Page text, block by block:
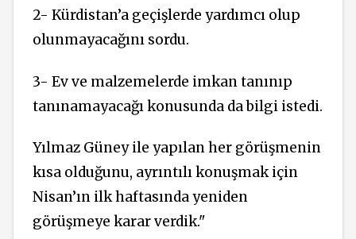
2- Kürdistan’a geçişlerde yardımcı olup
olunmayacağını sordu.
3- Ev ve malzemelerde imkan tanınıp
tanınamayacağı konusunda da bilgi istedi.
Yılmaz Güney ile yapılan her görüşmenin
kısa olduğunu, ayrıntılı konuşmak için
Nisan’ın ilk haftasında yeniden
görüşmeye karar verdik."